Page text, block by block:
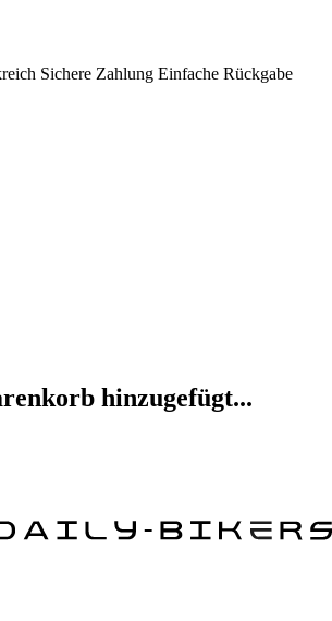
Sichere Zahlung Einfache Rückgabe
hinzugefügt...